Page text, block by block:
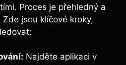
Proces je přehledný a
jsou klíčové kroky,
Najděte aplikaci v